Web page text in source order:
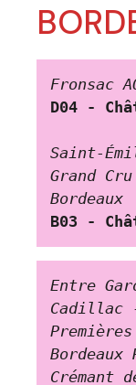
Fronsac
D04 -
Saint-
Grand
Bordeaux
B03 -
Entre
Cadillac
Crémant